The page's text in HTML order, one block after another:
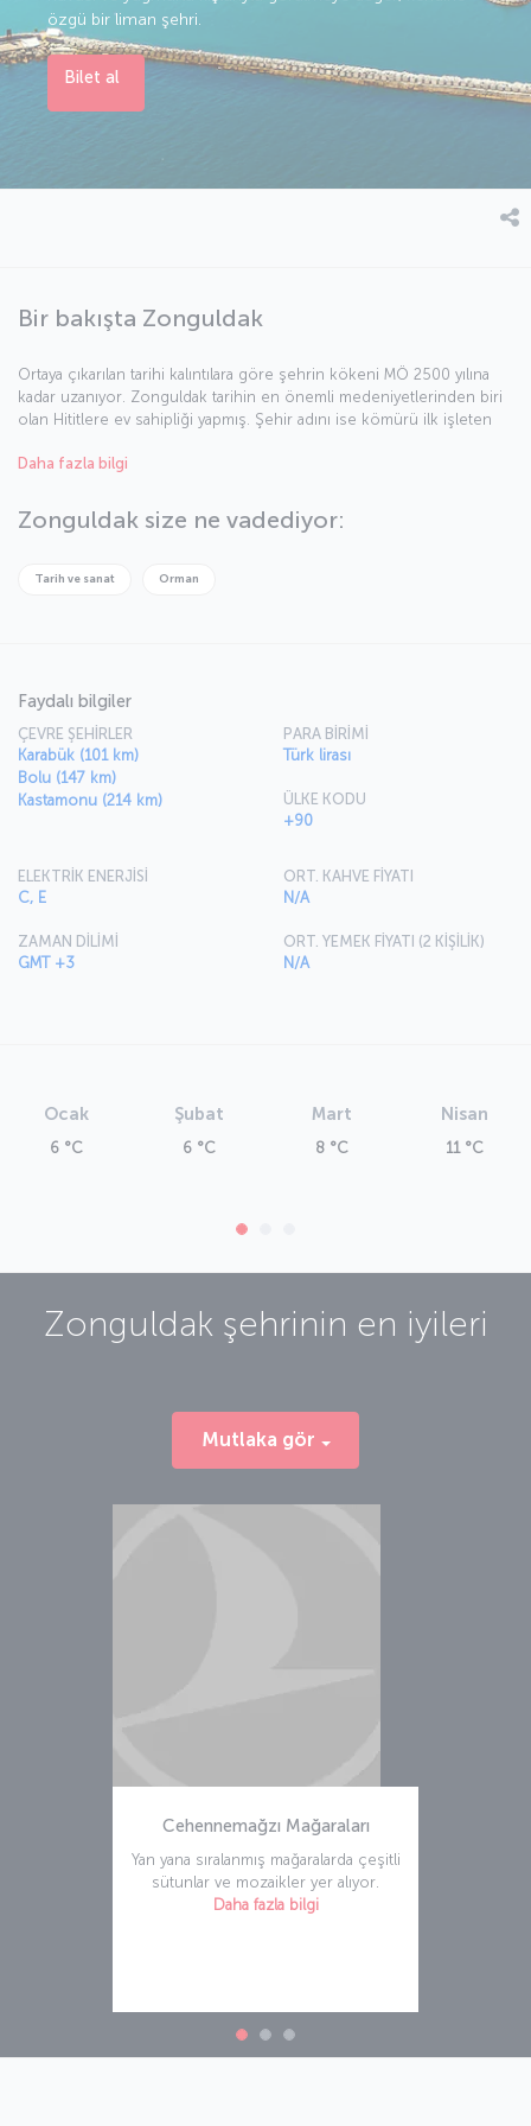
özgü bir liman şehri.
Bilet al
Bir bakışta Zonguldak
Ortaya çıkarılan tarihi kalıntılara göre şehrin kökeni MÖ 2500 yılına
kadar uzanıyor. Zonguldak tarihin en önemli medeniyetlerinden biri
olan Hititlere ev sahipliği yapmış. Şehir adını ise kömürü ilk işleten
Türkçe “Göldağı” kelimelerinin birleşimi “Zonguldak” adını ortaya
Daha fazla bilgi
Zonguldak size ne vadediyor:
Tarih ve sanat Orman
Faydalı bilgiler
ÇEVRE ŞEHİRLER
Karabük (101 km)
Bolu (147 km)
Kastamonu (214 km)
PARA BİRİMİ
Türk lirası
ÜLKE KODU
+90
ELEKTRİK ENERJİSİ
C, E
ZAMAN DİLİMİ
GMT +3
ORT. KAHVE FİYATI
N/A
ORT. YEMEK FİYATI (2 KİŞİLİK)
N/A
Ocak
6 °C
Şubat
6 °C
Mart
8 °C
Nisan
11 °C
Zonguldakşehrinin en iyileri
Mutlaka gör
Cehennemağzı Mağaraları
Yan yana sıralanmış mağaralarda çeşitli
sütunlar ve mozaikler yer alıyor.
Daha fazla bilgi